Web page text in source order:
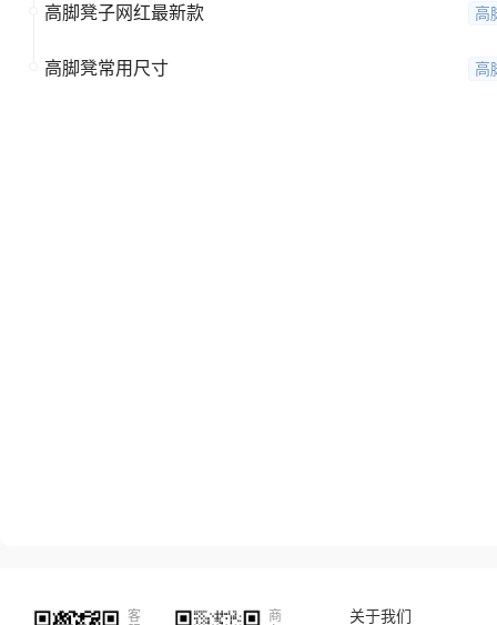
高脚凳子网红最新款 高
高脚凳常用尺寸 高
客
商
关于我们